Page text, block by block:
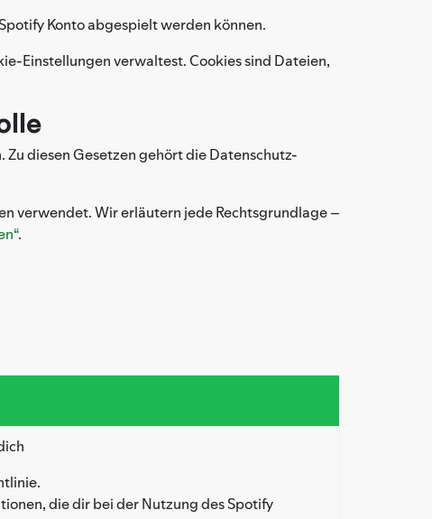
Konto abgespielt werden können.
Einstellungen verwaltest. Cookies sind Dateien,
diesen Gesetzen gehört die Datenschutz-
verwendet. Wir erläutern jede Rechtsgrundlage –
.
die dir bei der Nutzung des Spotify